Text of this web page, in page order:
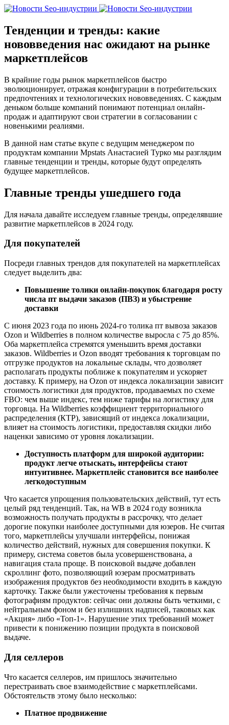
Тенденции и тренды: какие
нововведения нас ожидают на рынке
маркетплейсов
В крайние годы рынок маркетплейсов быстро
эволюционирует, отражая конфигурации в потребительских
предпочтениях и технологических нововведениях. С каждым
деньком больше компаний понимают потенциал онлайн-
продаж и адаптируют свои стратегии в согласовании с
новенькими реалиями.
В данной нам статье вкупе с ведущим менеджером по
продуктам компании Mpstats Анастасией Турко мы разглядим
главные тенденции и тренды, которые будут определять
будущее маркетплейсов.
Главные тренды ушедшего года
Для начала давайте исследуем главные тренды, определявшие
развитие маркетплейсов в 2024 году.
Для покупателей
Посреди главных трендов для покупателей на маркетплейсах
следует выделить два:
Повышение толики онлайн-покупок благодаря росту
числа пт выдачи заказов (ПВЗ) и убыстрение
доставки
С июня 2023 года по июнь 2024-го толика пт вывоза заказов
Ozon и Wildberries в полном количестве выросла с 75 до 85%.
Оба маркетплейса стремятся уменьшить время доставки
заказов. Wildberries и Ozon вводят требования к торговцам по
отгрузке продуктов на локальные склады, что дозволяет
располагать продукты поближе к покупателям и ускоряет
доставку. К примеру, на Ozon от индекса локализации зависит
стоимость логистики для продуктов, продаваемых по схеме
FBO: чем выше индекс, тем ниже тарифы на логистику для
торговца. На Wildberries коэффициент территориального
распределения (КТР), зависящий от индекса локализации,
влияет на стоимость логистики, предоставляя скидки либо
наценки зависимо от уровня локализации.
Доступность платформ для широкой аудитории:
продукт легче отыскать, интерфейсы стают
интуитивнее. Маркетплейс становится все наиболее
легкодоступным
Что касается упрощения пользовательских действий, тут есть
целый ряд тенденций. Так, на WB в 2024 году возникла
возможность получать продукты в рассрочку, что делает
дорогие покупки наиболее доступными для юзеров. Не считая
того, маркетплейсы улучшали интерфейсы, понижая
количество действий, нужных для совершения покупки. К
примеру, система советов была усовершенствована, а
навигация стала проще. В поисковой выдаче добавлен
скроллинг фото, позволяющий юзерам просматривать
изображения продуктов без необходимости входить в каждую
карточку. Также были ужесточены требования к первым
фотографиям продуктов: сейчас они должны быть четкими, с
нейтральным фоном и без излишних надписей, таковых как
«Акция» либо «Топ-1». Нарушение этих требований может
привести к понижению позиции продукта в поисковой
выдаче.
Для селлеров
Что касается селлеров, им пришлось значительно
перестраивать свое взаимодействие с маркетплейсами.
Обстоятельств этому было несколько:
Платное продвижение